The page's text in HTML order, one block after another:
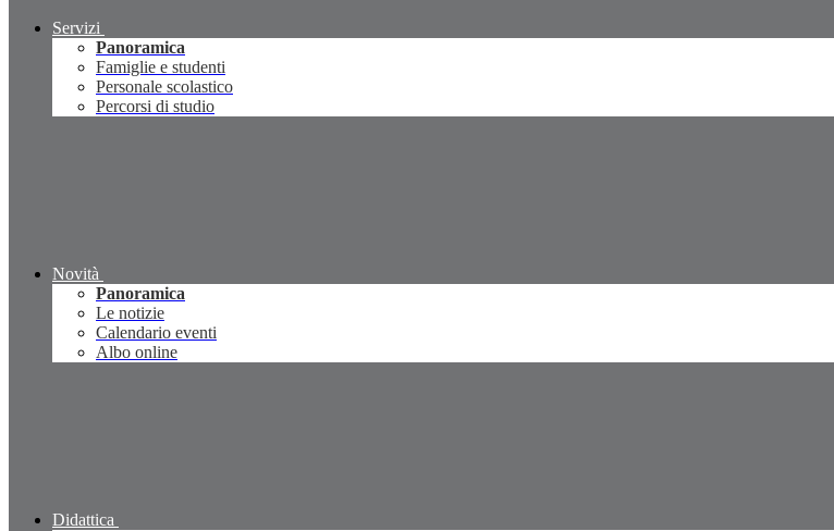
Servizi
Panoramica
Famiglie e studenti
Personale scolastico
Percorsi di studio
Novità
Panoramica
Le notizie
Calendario eventi
Albo online
Didattica